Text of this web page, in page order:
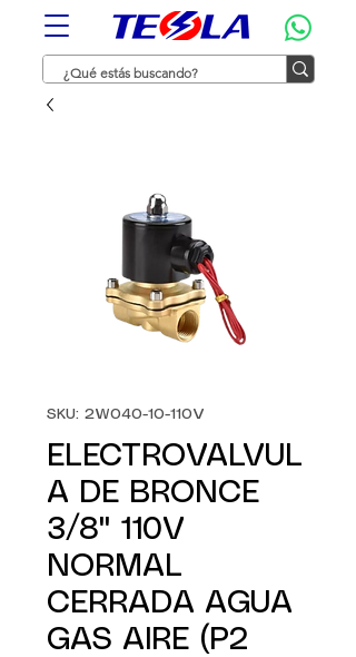
SKU: 2W040-10-110V
ELECTROVALVUL
A DE BRONCE
3/8" 110V
NORMAL
CERRADA AGUA
GAS AIRE (P2